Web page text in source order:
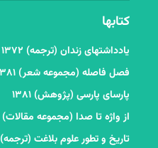
کتابها
یادداشتهای زندان (ترجمه) ۱۳۷۲
فصل فاصله (مجموعه شعر) ۱۳۸۱
پارسای پارسی (پژوهش) ۱۳۸۱
از واژه تا صدا (مجموعه مقالات) ۱۳۸۲
تاریخ و تطور علوم بلاغت (ترجمه) ۱۳۸۲